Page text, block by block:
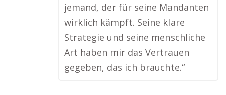
jemand, der für seine Mandanten
wirklich kämpft. Seine klare
Strategie und seine menschliche
Art haben mir das Vertrauen
gegeben, das ich brauchte.“